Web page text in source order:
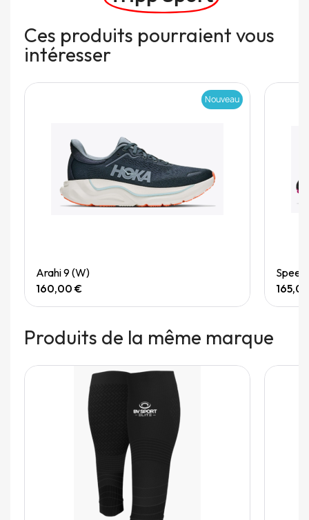
Ces produits pourraient vous
intéresser
Nouveau
Arahi 9 (W)
160,00 €
Produits de la même marque